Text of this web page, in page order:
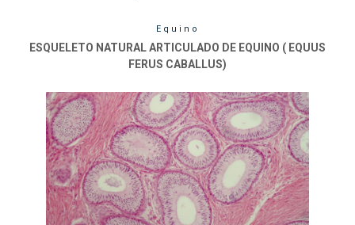
Equino
ESQUELETO NATURAL ARTICULADO DE EQUINO ( EQUUS
FERUS CABALLUS)